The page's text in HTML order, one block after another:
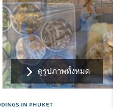
ดูรูปภาพทั้งหมด
IN PHUKET